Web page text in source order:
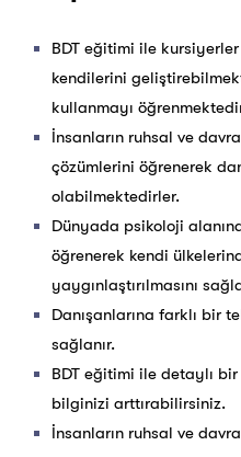
BDT eğitimi ile
kendilerini
kullanmayı
İnsanların ruhsal ve
çözümlerini öğrenerek
olabilmektedirler.
Dünyada psikoloji
öğrenerek kendi
yaygınlaştırılmasını
Danışanlarına farklı bir
sağlanır.
BDT eğitimi ile detaylı
bilginizi arttırabilirsiniz.
İnsanların ruhsal ve